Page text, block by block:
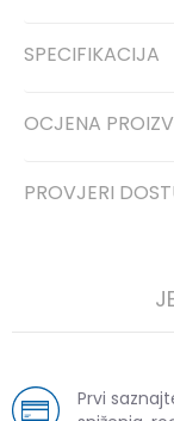
SPECIFIKACIJA
OCJENA
PROVJERI
Prvi